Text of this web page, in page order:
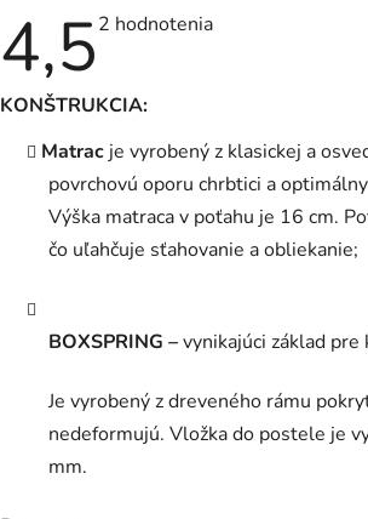
4,5Priemerné
4,5
z
hviezdičiek.
2 hodnotenia
KONŠTRUKCIA:
Matrac je vyrobený z klasickej a
povrchovú oporu chrbtici a
Výška matraca v poťahu je 16 cm.
čo uľahčuje sťahovanie a obliekanie;
BOXSPRING –vynikajúci základ
Je vyrobený z dreveného rámu
nedeformujú. Vložka do postele je
mm.